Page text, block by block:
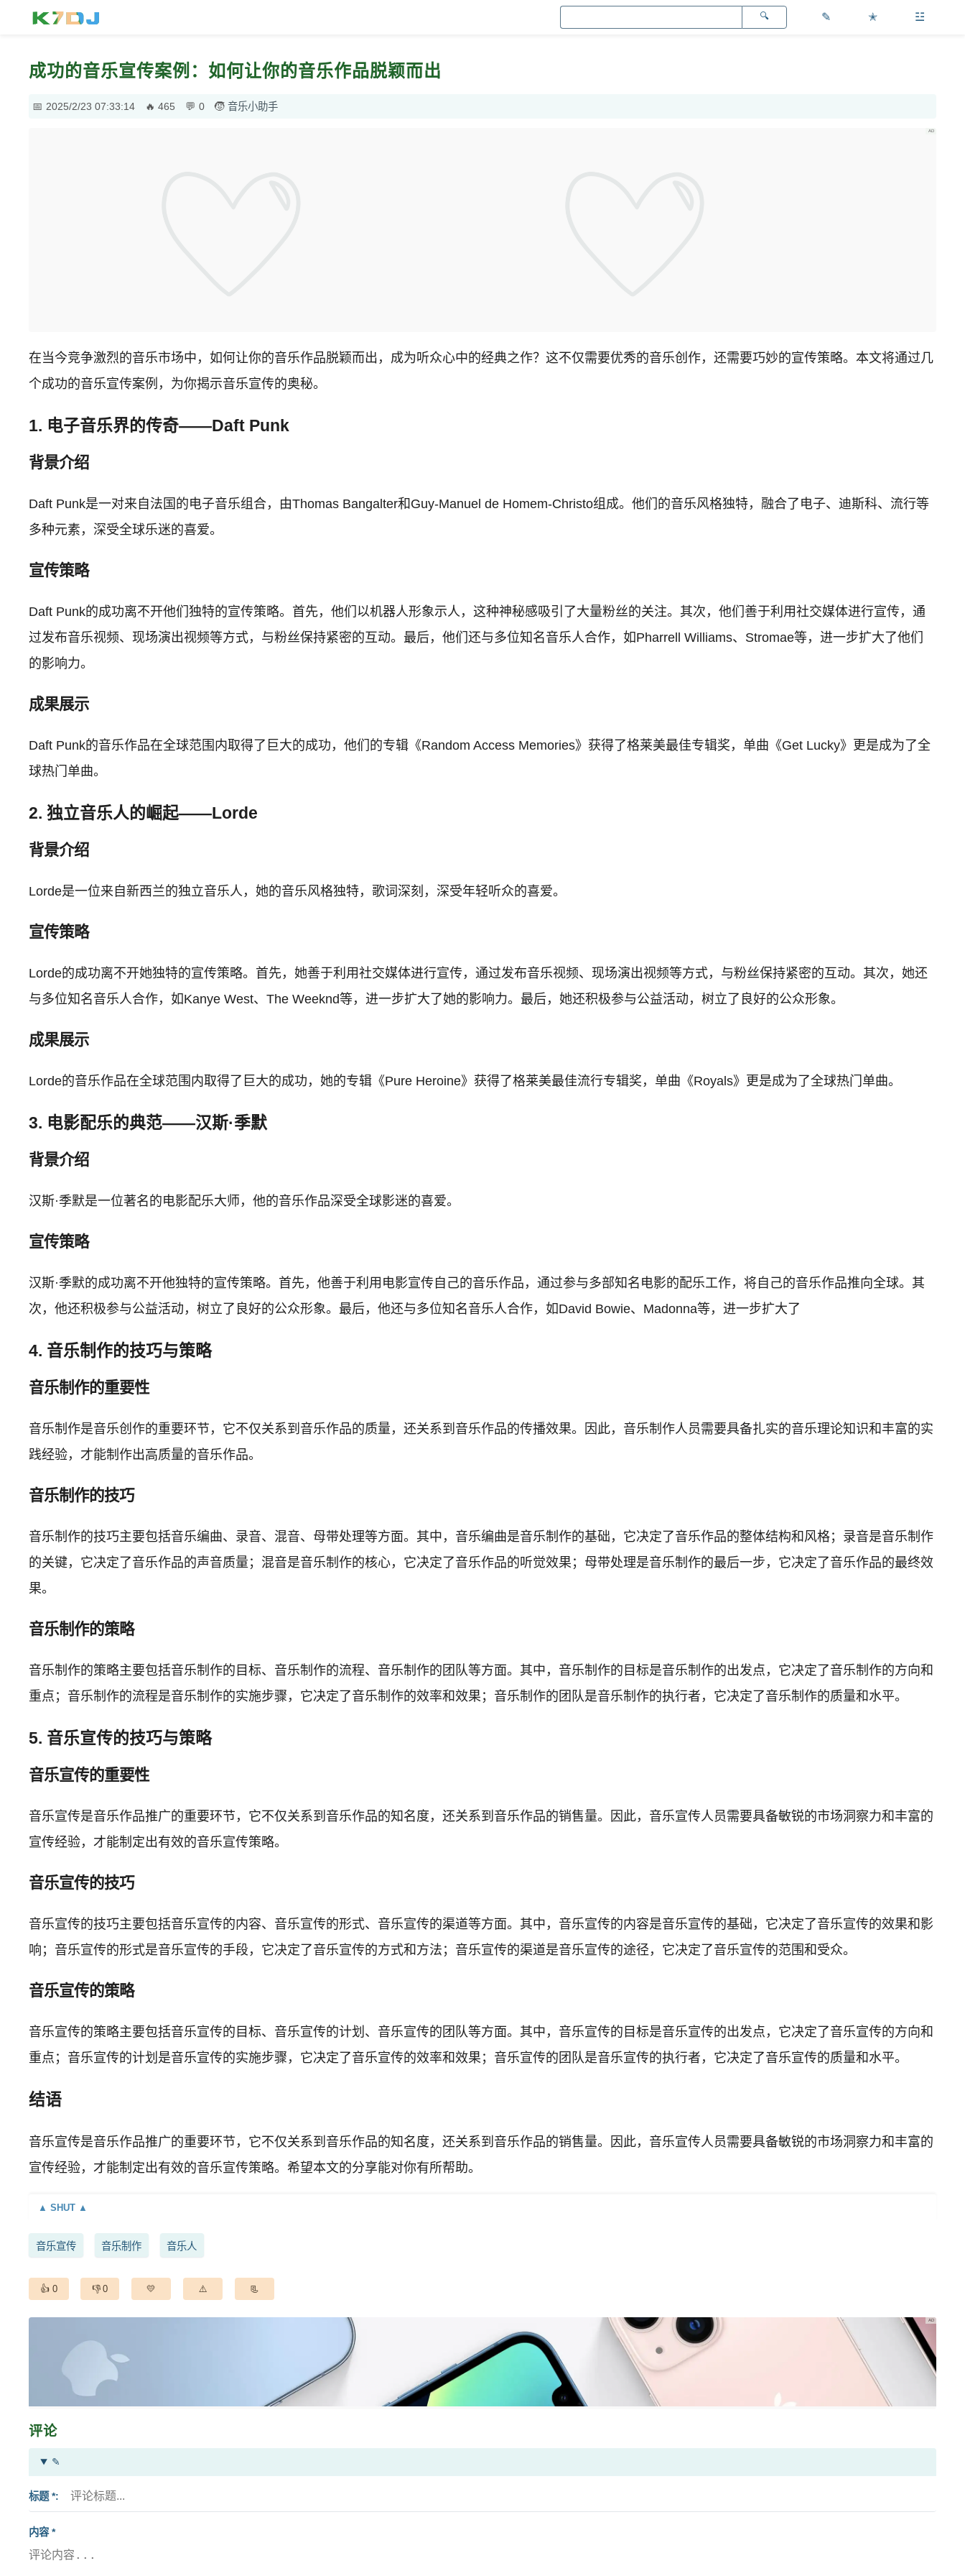
✎ ✭ ☳
成功的音乐宣传案例：如何让你的音乐作品脱颖而出
2025/2/23 07:33:14 465 0 音乐小助手
在当今竞争激烈的音乐市场中，如何让你的音乐作品脱颖而出，成为听众心中的经典之作？这不仅需要优秀的音乐创作，还需要巧妙的宣传策略。本文将通过几
个成功的音乐宣传案例，为你揭示音乐宣传的奥秘。
1. 电子音乐界的传奇——Daft Punk
背景介绍
Daft Punk是一对来自法国的电子音乐组合，由Thomas Bangalter和Guy-Manuel de Homem-Christo组成。他们的音乐风格独特，融合了电子、迪斯科、流行等
多种元素，深受全球乐迷的喜爱。
宣传策略
Daft Punk的成功离不开他们独特的宣传策略。首先，他们以机器人形象示人，这种神秘感吸引了大量粉丝的关注。其次，他们善于利用社交媒体进行宣传，通
过发布音乐视频、现场演出视频等方式，与粉丝保持紧密的互动。最后，他们还与多位知名音乐人合作，如Pharrell Williams、Stromae等，进一步扩大了他们
的影响力。
成果展示
Daft Punk的音乐作品在全球范围内取得了巨大的成功，他们的专辑《Random Access Memories》获得了格莱美最佳专辑奖，单曲《Get Lucky》更是成为了全
球热门单曲。
2. 独立音乐人的崛起——Lorde
背景介绍
Lorde是一位来自新西兰的独立音乐人，她的音乐风格独特，歌词深刻，深受年轻听众的喜爱。
宣传策略
Lorde的成功离不开她独特的宣传策略。首先，她善于利用社交媒体进行宣传，通过发布音乐视频、现场演出视频等方式，与粉丝保持紧密的互动。其次，她还
与多位知名音乐人合作，如Kanye West、The Weeknd等，进一步扩大了她的影响力。最后，她还积极参与公益活动，树立了良好的公众形象。
成果展示
Lorde的音乐作品在全球范围内取得了巨大的成功，她的专辑《Pure Heroine》获得了格莱美最佳流行专辑奖，单曲《Royals》更是成为了全球热门单曲。
3. 电影配乐的典范——汉斯·季默
背景介绍
汉斯·季默是一位著名的电影配乐大师，他的音乐作品深受全球影迷的喜爱。
宣传策略
汉斯·季默的成功离不开他独特的宣传策略。首先，他善于利用电影宣传自己的音乐作品，通过参与多部知名电影的配乐工作，将自己的音乐作品推向全球。其
次，他还积极参与公益活动，树立了良好的公众形象。最后，他还与多位知名音乐人合作，如David Bowie、Madonna等，进一步扩大了
4. 音乐制作的技巧与策略
音乐制作的重要性
音乐制作是音乐创作的重要环节，它不仅关系到音乐作品的质量，还关系到音乐作品的传播效果。因此，音乐制作人员需要具备扎实的音乐理论知识和丰富的实
践经验，才能制作出高质量的音乐作品。
音乐制作的技巧
音乐制作的技巧主要包括音乐编曲、录音、混音、母带处理等方面。其中，音乐编曲是音乐制作的基础，它决定了音乐作品的整体结构和风格；录音是音乐制作
的关键，它决定了音乐作品的声音质量；混音是音乐制作的核心，它决定了音乐作品的听觉效果；母带处理是音乐制作的最后一步，它决定了音乐作品的最终效
果。
音乐制作的策略
音乐制作的策略主要包括音乐制作的目标、音乐制作的流程、音乐制作的团队等方面。其中，音乐制作的目标是音乐制作的出发点，它决定了音乐制作的方向和
重点；音乐制作的流程是音乐制作的实施步骤，它决定了音乐制作的效率和效果；音乐制作的团队是音乐制作的执行者，它决定了音乐制作的质量和水平。
5. 音乐宣传的技巧与策略
音乐宣传的重要性
音乐宣传是音乐作品推广的重要环节，它不仅关系到音乐作品的知名度，还关系到音乐作品的销售量。因此，音乐宣传人员需要具备敏锐的市场洞察力和丰富的
宣传经验，才能制定出有效的音乐宣传策略。
音乐宣传的技巧
音乐宣传的技巧主要包括音乐宣传的内容、音乐宣传的形式、音乐宣传的渠道等方面。其中，音乐宣传的内容是音乐宣传的基础，它决定了音乐宣传的效果和影
响；音乐宣传的形式是音乐宣传的手段，它决定了音乐宣传的方式和方法；音乐宣传的渠道是音乐宣传的途径，它决定了音乐宣传的范围和受众。
音乐宣传的策略
音乐宣传的策略主要包括音乐宣传的目标、音乐宣传的计划、音乐宣传的团队等方面。其中，音乐宣传的目标是音乐宣传的出发点，它决定了音乐宣传的方向和
重点；音乐宣传的计划是音乐宣传的实施步骤，它决定了音乐宣传的效率和效果；音乐宣传的团队是音乐宣传的执行者，它决定了音乐宣传的质量和水平。
结语
音乐宣传是音乐作品推广的重要环节，它不仅关系到音乐作品的知名度，还关系到音乐作品的销售量。因此，音乐宣传人员需要具备敏锐的市场洞察力和丰富的
宣传经验，才能制定出有效的音乐宣传策略。希望本文的分享能对你有所帮助。
音乐宣传 音乐制作 音乐人
0 0
评论
✎
标题 *
内容 *